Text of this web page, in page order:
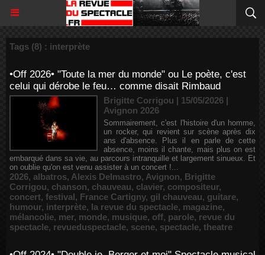
Tags (8) : interprète
•Off 2026• "Toute la mer du monde" ou Le poète, c'est
celui qui dérobe le feu… comme disait Rimbaud
Brigitte Corrigou | 15/05/2026 |
Avignon 2026
Sommairement, c'est l'histoire d'un homme,
un rocker, qui revient sur scène après dix
ans d'absence. Plus il en parle de cette
absence, moins il chante, mais plus on est
embarqué dans sa vie, au parcours intranquille et largement sinueux. Et
on oublie qu'on est venu assister à un concert !...
2026, albatros, Alexis Delmastro, Avignon, Brigitte
Corrigou, chanson, chauveau, clavier, compositeur,
concert, festival, France Cartigny, gil chauveau, guitare,
humour, interprète, la revue du spectacle, magazine,
mélancolie, mer, monde, musique, off, parole, revue du
spectacle, revueduspectacle, scene, spectacle, theatre